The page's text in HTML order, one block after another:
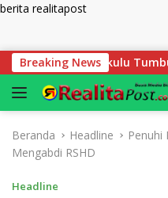
berita realitapost
Breaking News
Bengkulu Tumbuh
Beranda Headline
Penuhi
Mengabdi RSHD
Headline